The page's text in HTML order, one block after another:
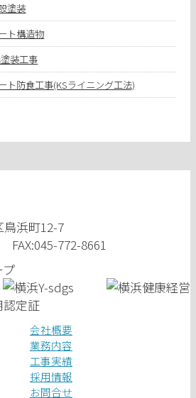
塗装
ト構造物
装工事
ト防食工事(KSライニング工法)
浜町12-7
772-8661
会社概要
業務内容
工事実績
採用情報
お問合せ